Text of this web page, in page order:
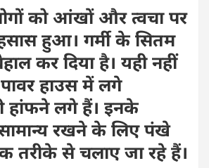
को आंखों और त्वचा पर
हुआ। गर्मी के सितम
कर दिया है। यही नहीं
हाउस में लगे
हांफने लगे हैं। इनके
रखने के लिए पंखे
तरीके से चलाए जा रहे हैं।